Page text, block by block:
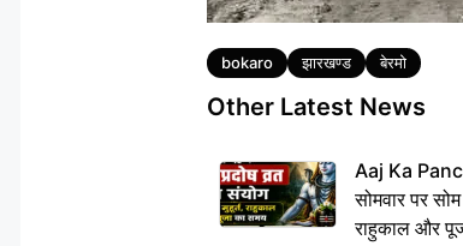
Tags
bokaro झारखण्ड बेरमो
Other Latest News
Aaj Ka
सोमवार पर
राहुकाल और